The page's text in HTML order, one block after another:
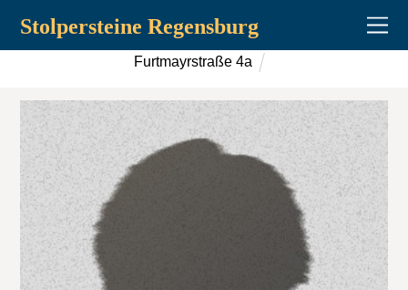
Stolpersteine Regensburg
Furtmayrstraße 4a